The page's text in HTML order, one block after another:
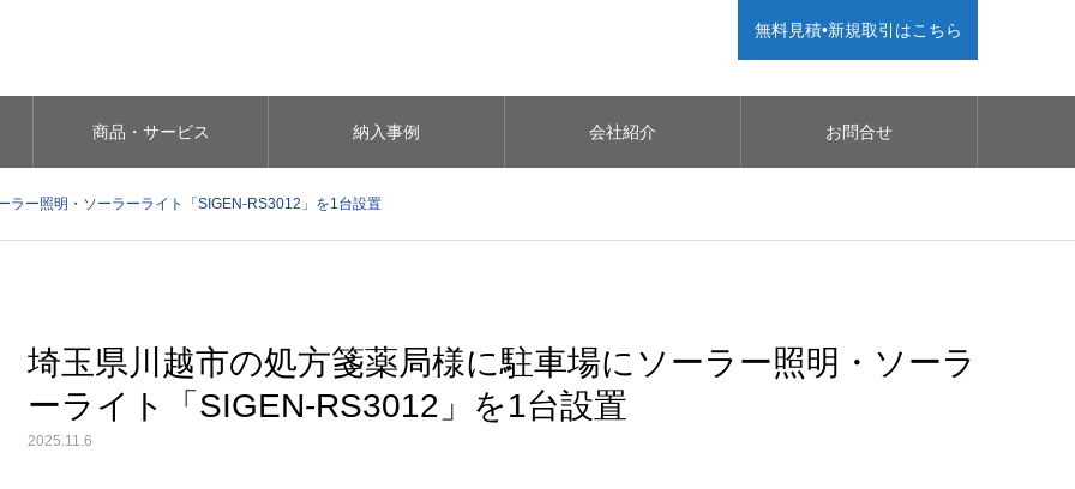
無料見積•新規取引はこちら
商品・サービス 納入事例 会社紹介 お問合せ
ラー照明・ソーラーライト「SIGEN-RS3012」を1台設置
埼玉県川越市の処方箋薬局様に駐車場にソーラー照明・ソーラ
ーライト「SIGEN-RS3012」を1台設置
2025.11.6